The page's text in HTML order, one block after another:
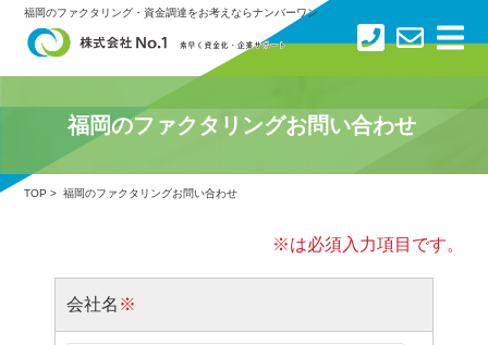
福岡のファクタリング・資金調達をお考えならナンバーワン ×
トップ
ファクタリングサービス
福岡のファクタリングお問い合わせ
TOP > 福岡のファクタリングお問い合わせ
※は必須入力項目です。
会社名 ※